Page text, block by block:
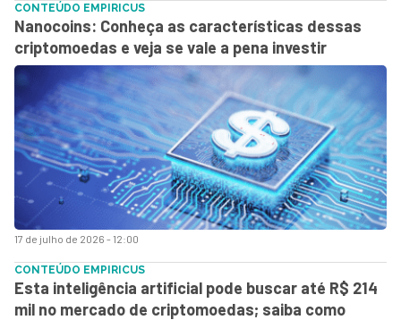
17 de julho de 2026 - 12:00
CONTEÚDO EMPIRICUS
Nanocoins: Conheça as características dessas
criptomoedas e veja se vale a pena investir
CONTEÚDO EMPIRICUS
Esta inteligência artificial pode buscar até R$ 214
mil no mercado de criptomoedas; saiba como